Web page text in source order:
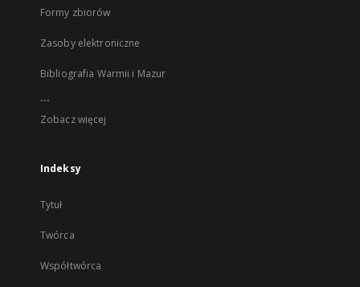
Formy zbiorów
Zasoby elektroniczne
Bibliografia Warmii i Mazur
...
Zobacz więcej
Indeksy
Tytuł
Twórca
Współtwórca